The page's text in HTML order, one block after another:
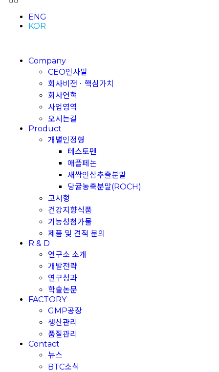
ENG
KOR
Company
CEO인사말
회사비전ㆍ핵심가치
회사연혁
사업영역
오시는길
Product
개별인정형
테스토펜
애플페논
새싹인삼추출분말
당귤농축분말(ROCH)
고시형
건강지향식품
기능성첨가물
제품 및 견적 문의
R & D
연구소 소개
개발전략
연구성과
학술논문
FACTORY
GMP공장
생산관리
품질관리
Contact
뉴스
BTC소식